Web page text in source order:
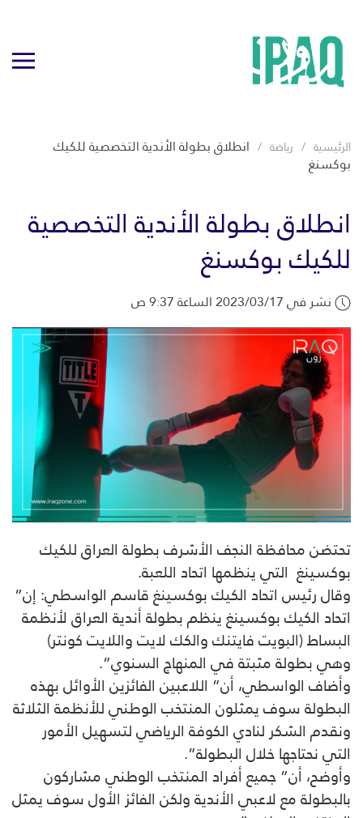
الرئيسية رياضة انطلاق بطولة الأندية التخصصية للكيك
بوكسنغ
انطلاق بطولة الأندية التخصصية
للكيك بوكسنغ
نشر في 2023/03/17 الساعة 9:37 ص
تحتضن محافظة النجف الأشرف بطولة العراق للكيك
بوكسينغ التي ينظمها اتحاد اللعبة.
وقال رئيس اتحاد الكيك بوكسينغ قاسم الواسطي: إن”
اتحاد الكيك بوكسينغ ينظم بطولة أندية العراق لأنظمة
البساط (البويت فايتنك والكك لايت واللايت كونتر)
وهي بطولة مثبتة في المنهاج السنوي”.
وأضاف الواسطي، أن” اللاعبين الفائزين الأوائل بهذه
البطولة سوف يمثلون المنتخب الوطني للأنظمة الثلاثة
ونقدم الشكر لنادي الكوفة الرياضي لتسهيل الأمور
التي نحتاجها خلال البطولة”.
وأوضح، أن” جميع أفراد المنتخب الوطني مشاركون
بالبطولة مع لاعبي الأندية ولكن الفائز الأول سوف يمثل